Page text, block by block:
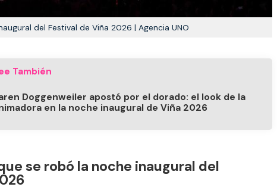
del Festival de Viña 2026 | Agencia UNO
También
Doggenweiler apostó por el dorado: el look de la
en la noche inaugural de Viña 2026
se robó la noche inaugural del